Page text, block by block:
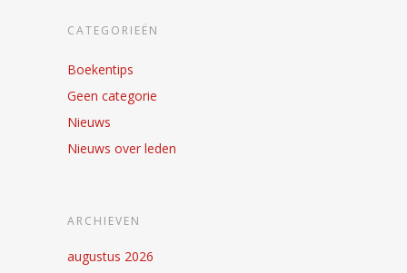
CATEGORIEËN
Boekentips
Geen categorie
Nieuws
Nieuws over leden
ARCHIEVEN
augustus 2026